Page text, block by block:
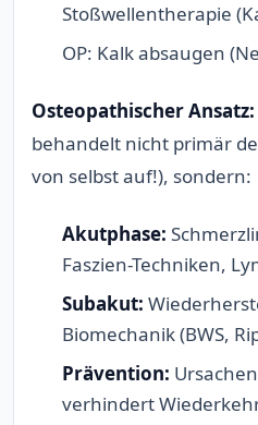
Stoßwellentherapie
OP: Kalk absaugen
Osteopathischer Ansatz:
behandelt nicht primär
von selbst auf!), sondern:
Akutphase:
Faszien-Techniken,
Subakut:
Biomechanik (BWS,
Prävention:
verhindert